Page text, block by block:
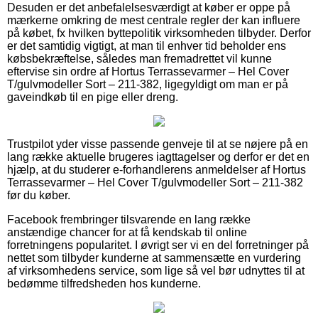
Desuden er det anbefalelsesværdigt at køber er oppe på
mærkerne omkring de mest centrale regler der kan influere
på købet, fx hvilken byttepolitik virksomheden tilbyder. Derfor
er det samtidig vigtigt, at man til enhver tid beholder ens
købsbekræftelse, således man fremadrettet vil kunne
eftervise sin ordre af Hortus Terrassevarmer – Hel Cover
T/gulvmodeller Sort – 211-382, ligegyldigt om man er på
gaveindkøb til en pige eller dreng.
Trustpilot yder visse passende genveje til at se nøjere på en
lang række aktuelle brugeres iagttagelser og derfor er det en
hjælp, at du studerer e-forhandlerens anmeldelser af Hortus
Terrassevarmer – Hel Cover T/gulvmodeller Sort – 211-382
før du køber.
Facebook frembringer tilsvarende en lang række
anstændige chancer for at få kendskab til online
forretningens popularitet. I øvrigt ser vi en del forretninger på
nettet som tilbyder kunderne at sammensætte en vurdering
af virksomhedens service, som lige så vel bør udnyttes til at
bedømme tilfredsheden hos kunderne.